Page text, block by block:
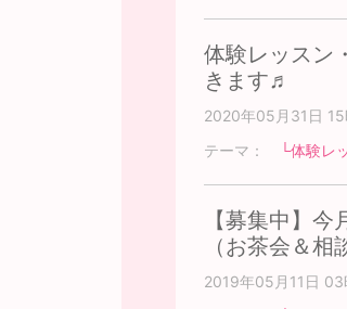
体験レッスン
きます♬
2020年05月31日
テーマ：
└体験レ
【募集中】
（お茶会＆相
2019年05月11日